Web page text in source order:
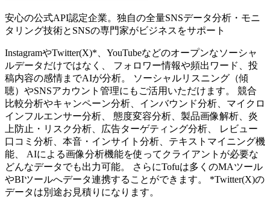
安心の公式API認定企業。独自の全量SNSデータ分析・モニ
タリング技術とSNSの専門家がビジネスをサポート
InstagramやTwitter(X)*、YouTubeなどのオープンなソーシャ
ルデータだけではなく、 フォロワー情報や頻出ワード、投
稿内容の感情までAIが分析。 ソーシャルリスニング（傾
聴）やSNSアカウント管理にもご活用いただけます。 競合
比較分析やキャンペーン分析、インバウンド分析、マイクロ
インフルエンサー分析、 態度変容分析、製品画像解析、炎
上防止・リスク分析、広告ターゲティング分析、 レビュー
口コミ分析、本音・インサイト分析、テキストマイニング機
能、 AIによる画像分析機能を使ってクライアントが必要な
どんなデータでも出力可能。 さらにTofuは多くのMAツール
やBIツールへデータ連携することができます。 *Twitter(X)の
データは別途お見積りになります。